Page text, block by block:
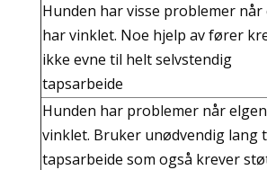
Hunden har visse problemer når
har vinklet. Noe hjelp av fører
ikke evne til helt selvstendig
tapsarbeide
Hunden har problemer når
vinklet. Bruker unødvendig lang
tapsarbeide som også krever